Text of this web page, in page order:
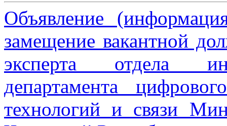
Объявление
замещение вакантной
эксперта отдела
департамента
технологий и связи